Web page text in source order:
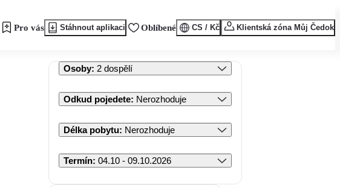
Pro vás Stáhnout aplikaci Oblíbené CS / Kč Klientská zóna Můj Čedok
Osoby: 2 dospělí
Odkud pojedete: Nerozhoduje
Délka pobytu: Nerozhoduje
Termín: 04.10 - 09.10.2026